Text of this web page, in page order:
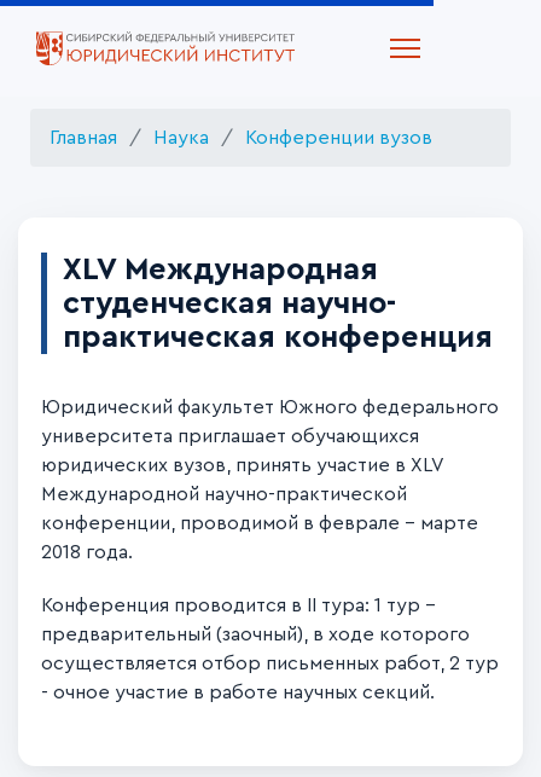
Главная Наука Конференции вузов
XLV Международная
студенческая научно-
практическая конференция
Юридический факультет Южного федерального
университета приглашаетобучающихся
юридических вузов, принять участие в XLV
Международной научно-практической
конференции, проводимой в феврале - марте
2018 года.
Конференция проводится в II тура: 1 тур –
предварительный (заочный), в ходе которого
осуществляется отбор письменных работ, 2 тур
- очное участие в работе научных секций.